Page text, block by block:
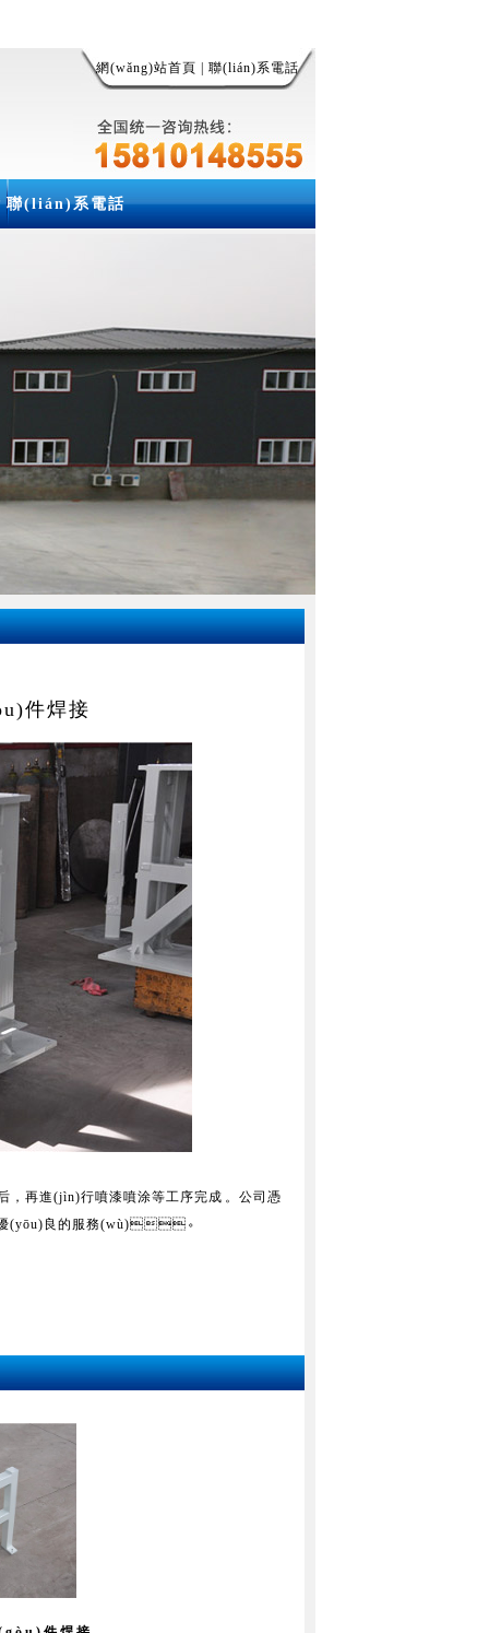
網(wǎng)站首頁 聯(lián)系電話
聯(lián)系電話
件焊接
再進(jìn)行噴漆噴涂等工序完成。公司憑
優(yōu)良的服務(wù)。